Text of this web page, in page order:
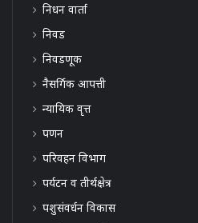
निधन वार्ता
निवड
निवडणूक
नैसर्गिक आपत्ती
न्यायिक वृत्त
पणन
परिवहन विभाग
पर्यटन व तीर्थक्षेत्र
पशुसंवर्धन विकास